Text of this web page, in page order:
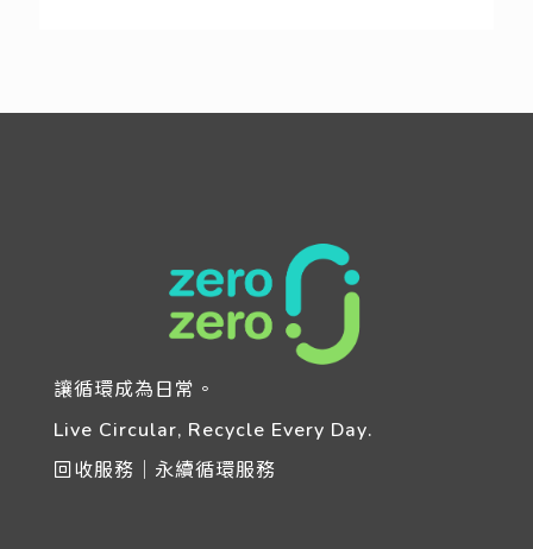
讓循環成為日常。
Live Circular, Recycle Every Day.
回收服務｜永續循環服務